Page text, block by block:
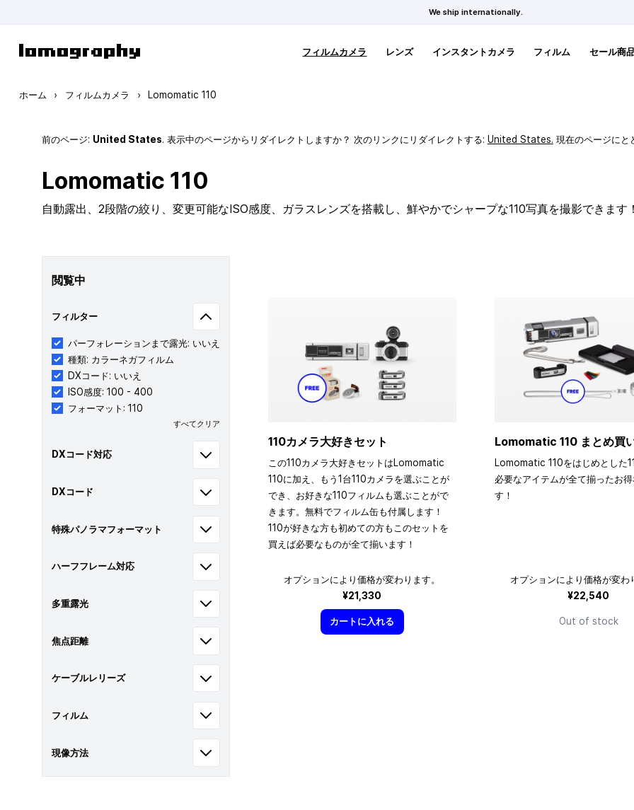
We ship internationally.
フィルムカメラ レンズ インスタントカメラ フィルム セール商
ホーム › フィルムカメラ › Lomomatic 110
前のページ: United States. 表示中のページからリダイレクトしますか？ 次のリンクにリダイレクトする: United States. 現在のページにと
Lomomatic 110
自動露出、2段階の絞り、変更可能なISO感度、ガラスレンズを搭載し、鮮やかでシャープな110写真を撮影できます
閲覧中
フィルター
パーフォレーションまで露光: いいえ
種類: カラーネガフィルム
DXコード: いいえ
ISO感度: 100 - 400
フォーマット: 110
すべてクリア
DXコード対応
DXコード
特殊パノラマフォーマット
ハーフフレーム対応
多重露光
焦点距離
ケーブルレリーズ
フィルム
現像方法
110カメラ大好きセット
この110カメラ大好きセットはLomomatic
110に加え、もう1台110カメラを選ぶことが
でき、お好きな110フィルムも選ぶことがで
きます。無料でフィルム缶も付属します！
110が好きな方も初めての方もこのセットを
買えば必要なものが全て揃います！
オプションにより価格が変わります。
¥21,330
カートに入れる
Lomomatic 110 まとめ買
Lomomatic 110をはじめとした
必要なアイテムが全て揃ったお
す！
オプションにより価格が変わ
¥22,540
Out of stock